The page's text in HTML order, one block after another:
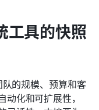
工具的快照
的规模、预算和客
化和可扩展性，